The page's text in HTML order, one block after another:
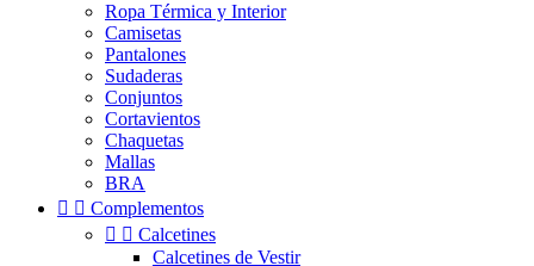
Ropa Térmica y Interior
Camisetas
Pantalones
Sudaderas
Conjuntos
Cortavientos
Chaquetas
Mallas
BRA
  Complementos
  Calcetines
Calcetines de Vestir